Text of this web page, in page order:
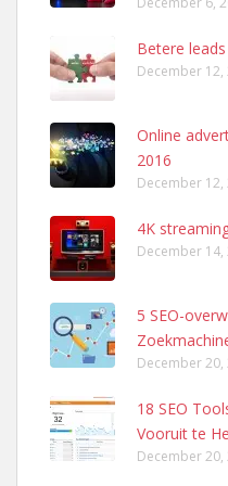
Betere
December 12,
Online
2016
December 12,
4K
December 14,
5 SEO-
December 20,
18 SEO
Vooruit te
December 20,